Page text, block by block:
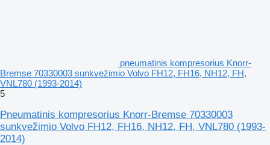
pneumatinis kompresorius Knorr-
Bremse 70330003 sunkvežimio Volvo FH12, FH16, NH12, FH,
VNL780 (1993-2014)
5
Pneumatinis kompresorius Knorr-Bremse 70330003
sunkvežimio Volvo FH12, FH16, NH12, FH, VNL780 (1993-
2014)